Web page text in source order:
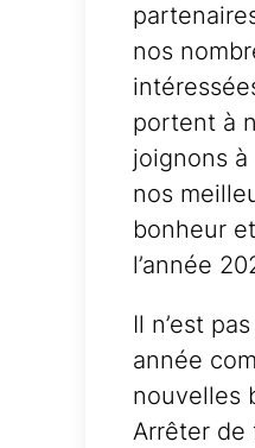
nos
portent à
joignons
nos
bonheur
l’année
Il n’est
année
nouvelles
Arrêter de